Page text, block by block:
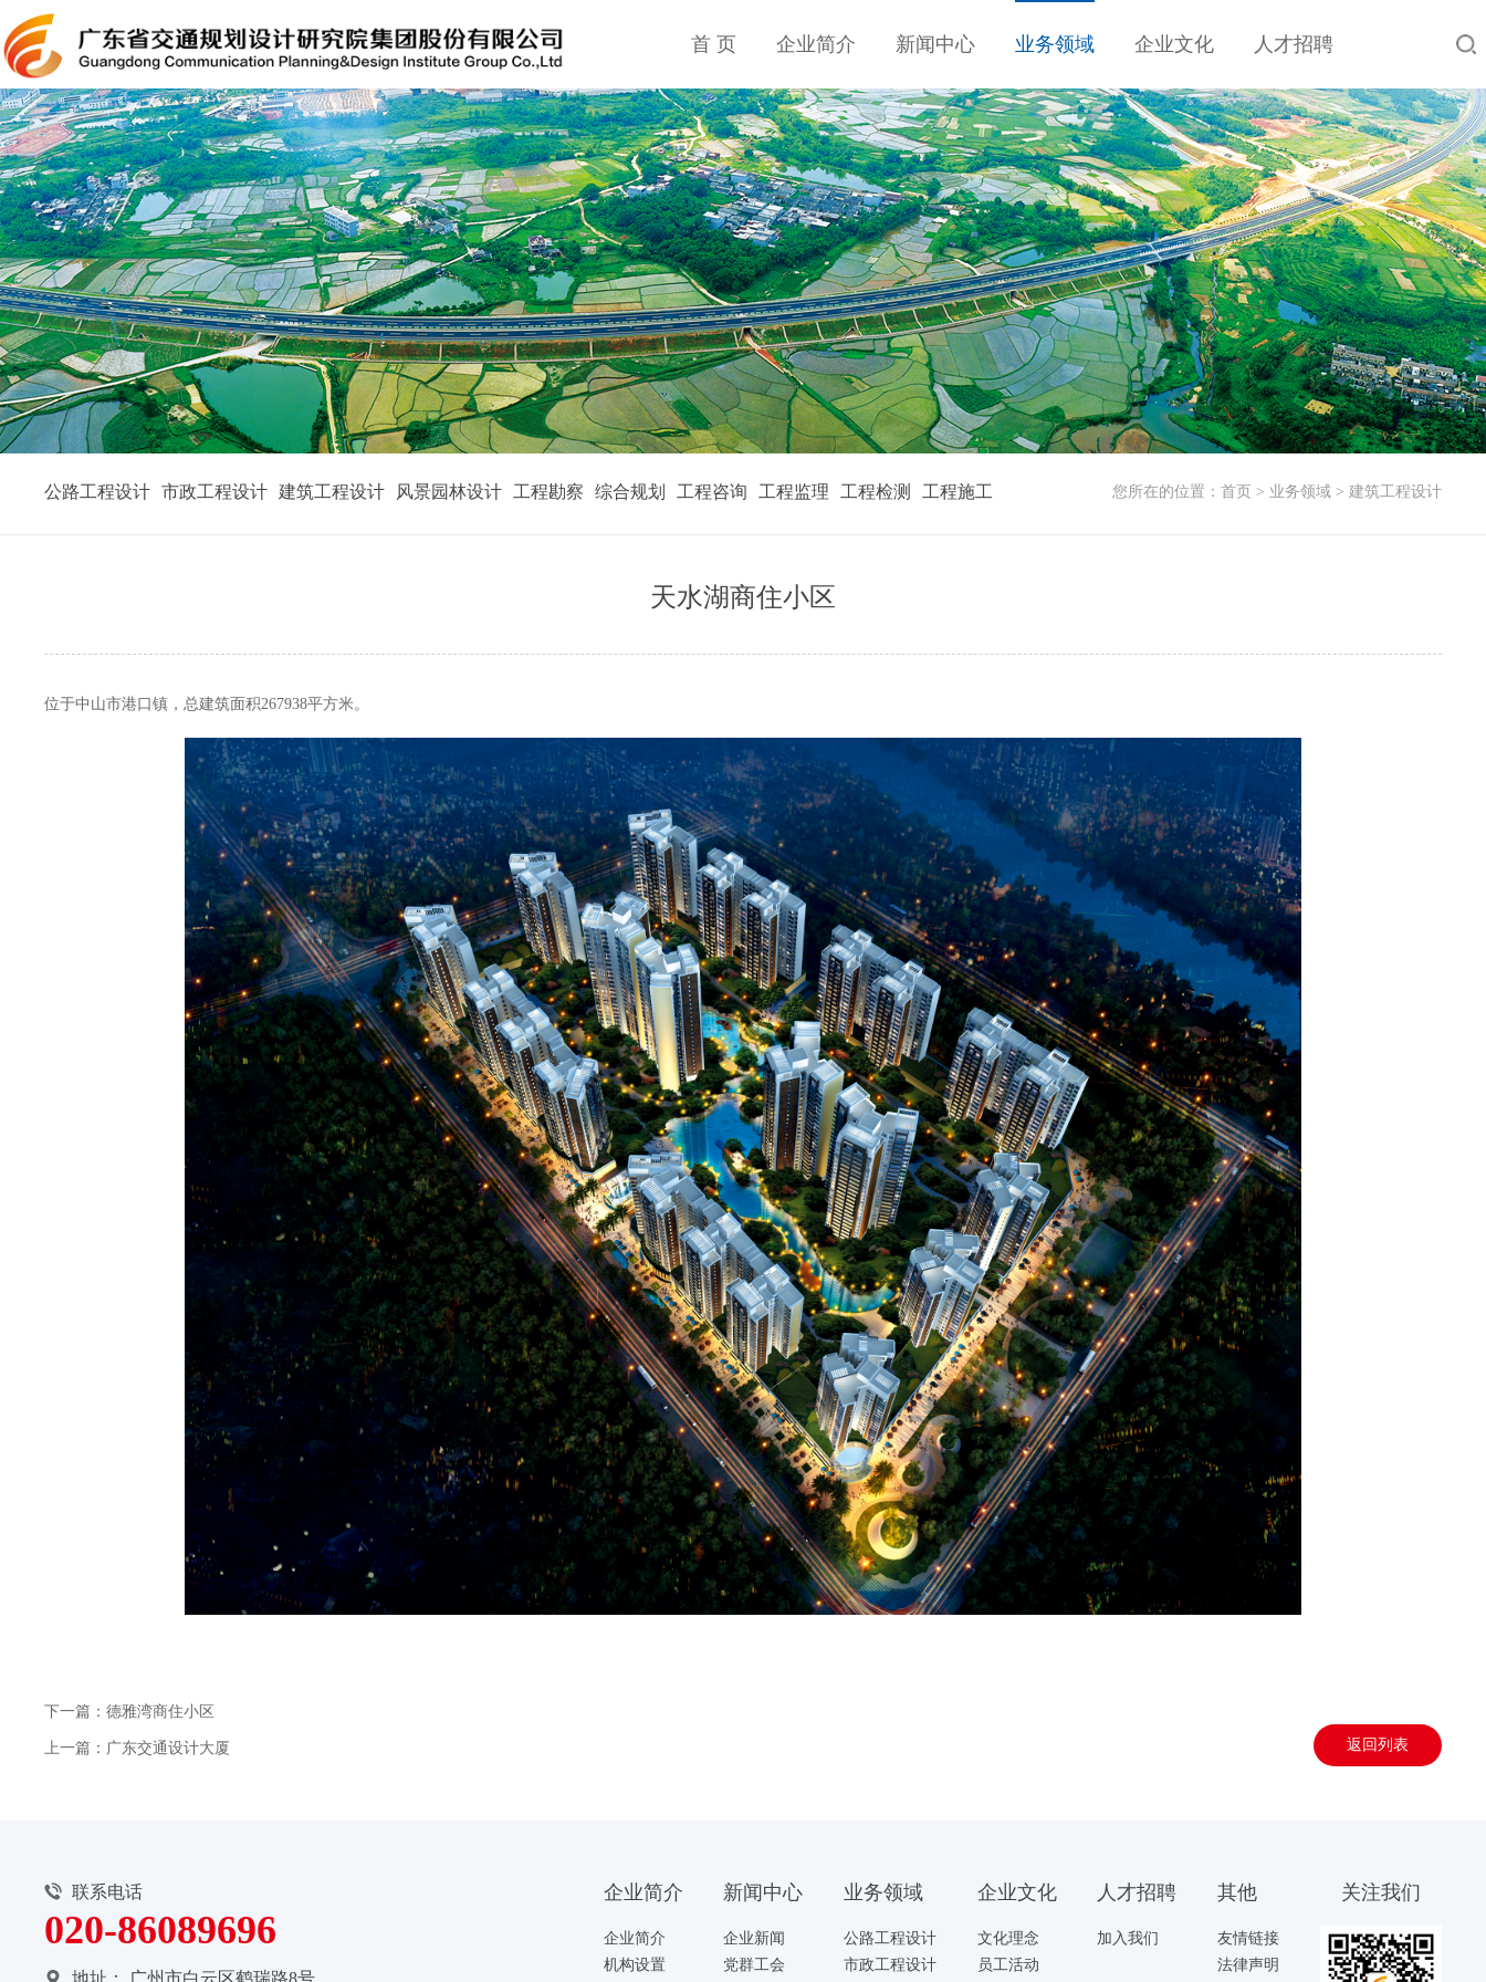
首 页 企业简介 新闻中心 业务领域 企业文化 人才招聘
您所在的位置： 首页 > 业务领域> 建筑工程设计
公路工程设计 市政工程设计 建筑工程设计 风景园林设计 工程勘察 综合规划 工程咨询 工程监理 工程检测 工程施工
天水湖商住小区
位于中山市港口镇，总建筑面积267938平方米。
返回列表
下一篇：德雅湾商住小区
上一篇：广东交通设计大厦
联系电话
020-86089696
企业简介
企业简介
机构设置
新闻中心
企业新闻
党群工会
业务领域
公路工程设计
市政工程设计
企业文化
文化理念
员工活动
人才招聘
加入我们
其他
友情链接
法律声明
关注我们